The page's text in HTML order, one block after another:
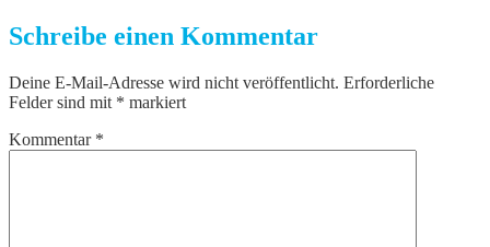
Schreibe einen Kommentar
Deine E-Mail-Adresse wird nicht veröffentlicht. Erforderliche
Felder sind mit * markiert
Kommentar *